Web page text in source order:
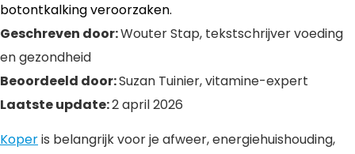
botontkalking veroorzaken.
Geschreven door:Wouter Stap, tekstschrijver voeding
en gezondheid
Beoordeeld door:Suzan Tuinier, vitamine-expert
Laatste update:2 april 2026
Koperis belangrijk voor je afweer, energiehuishouding,